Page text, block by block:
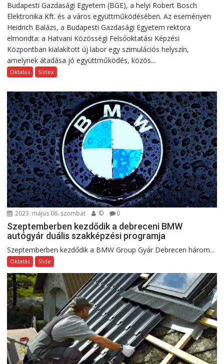
Budapesti Gazdasági Egyetem (BGE), a helyi Robert Bosch
Elektronika Kft. és a város együttműködésében. Az eseményen
Heidrich Balázs, a Budapesti Gazdasági Egyetem rektora
elmondta: a Hatvani Közösségi Felsőoktatási Képzési
Központban kialakított új labor egy szimulációs helyszín,
amelynek átadása jó együttműködés, közös...
Oktatás Slidex
2023. május 06. szombat © 0
Szeptemberben kezdődik a debreceni BMW
autógyár duális szakképzési programja
Szeptemberben kezdődik a BMW Group Gyár Debrecen három...
Oktatás Slide